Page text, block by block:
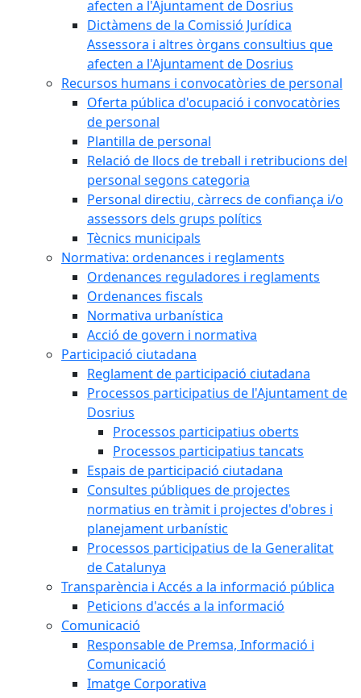
afecten a l'Ajuntament de Dosrius
Dictàmens de la Comissió Jurídica
Assessora i altres òrgans consultius que
afecten a l'Ajuntament de Dosrius
Recursos humans i convocatòries de personal
Oferta pública d'ocupació i convocatòries
de personal
Plantilla de personal
Relació de llocs de treball i retribucions del
personal segons categoria
Personal directiu, càrrecs de confiança i/o
assessors dels grups polítics
Tècnics municipals
Normativa: ordenances i reglaments
Ordenances reguladores i reglaments
Ordenances fiscals
Normativa urbanística
Acció de govern i normativa
Participació ciutadana
Reglament de participació ciutadana
Processos participatius de l'Ajuntament de
Dosrius
Processos participatius oberts
Processos participatius tancats
Espais de participació ciutadana
Consultes públiques de projectes
normatius en tràmit i projectes d'obres i
planejament urbanístic
Processos participatius de la Generalitat
de Catalunya
Transparència i Accés a la informació pública
Peticions d'accés a la informació
Comunicació
Responsable de Premsa, Informació i
Comunicació
Imatge Corporativa